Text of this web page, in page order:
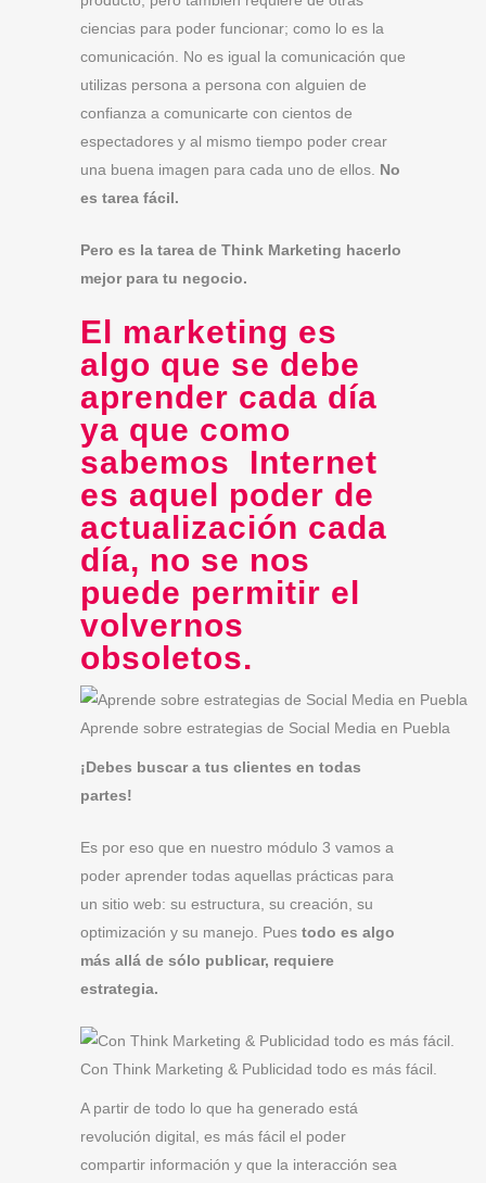
ciencias para poder funcionar; como lo es la
comunicación. No es igual la comunicación que
utilizas persona a persona con alguien de
confianza a comunicarte con cientos de
espectadores y al mismo tiempo poder crear
una buena imagen para cada uno de ellos. No
es tarea fácil.
Pero es la tarea de Think Marketing hacerlo
mejor para tu negocio.
El marketing es
algo que se debe
aprender cada día
ya que como
sabemos Internet
es aquel poder de
actualización cada
día, no se nos
puede permitir el
volvernos
obsoletos.
Aprende sobre estrategias de Social Media en Puebla
¡Debes buscar a tus clientes en todas
partes!
Es por eso que en nuestro módulo 3 vamos a
poder aprender todas aquellas prácticas para
un sitio web: su estructura, su creación, su
optimización y su manejo. Pues todo es algo
más allá de sólo publicar, requiere
estrategia.
Con Think Marketing & Publicidad todo es más fácil.
A partir de todo lo que ha generado está
revolución digital, es más fácil el poder
compartir información y que la interacción sea